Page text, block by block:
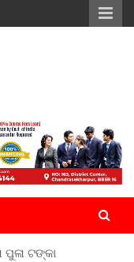
ପୁଳା ଟଙ୍କା